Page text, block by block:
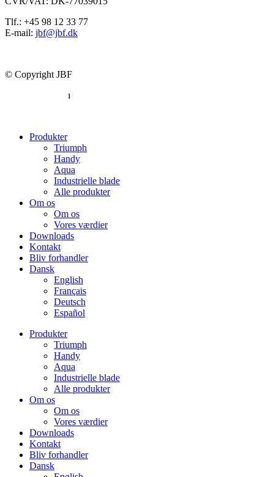
Tlf.: +45 98 12 33 77
E-mail: jbf@jbf.dk
© Copyright JBF
ı
Produkter
Triumph
Handy
Aqua
Industrielle blade
Alle produkter
Om os
Om os
Vores værdier
Downloads
Kontakt
Bliv forhandler
Dansk
English
Français
Deutsch
Español
Produkter
Triumph
Handy
Aqua
Industrielle blade
Alle produkter
Om os
Om os
Vores værdier
Downloads
Kontakt
Bliv forhandler
Dansk